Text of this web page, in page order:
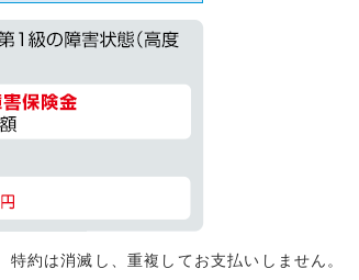
約は消滅し、重複してお支払いしません。